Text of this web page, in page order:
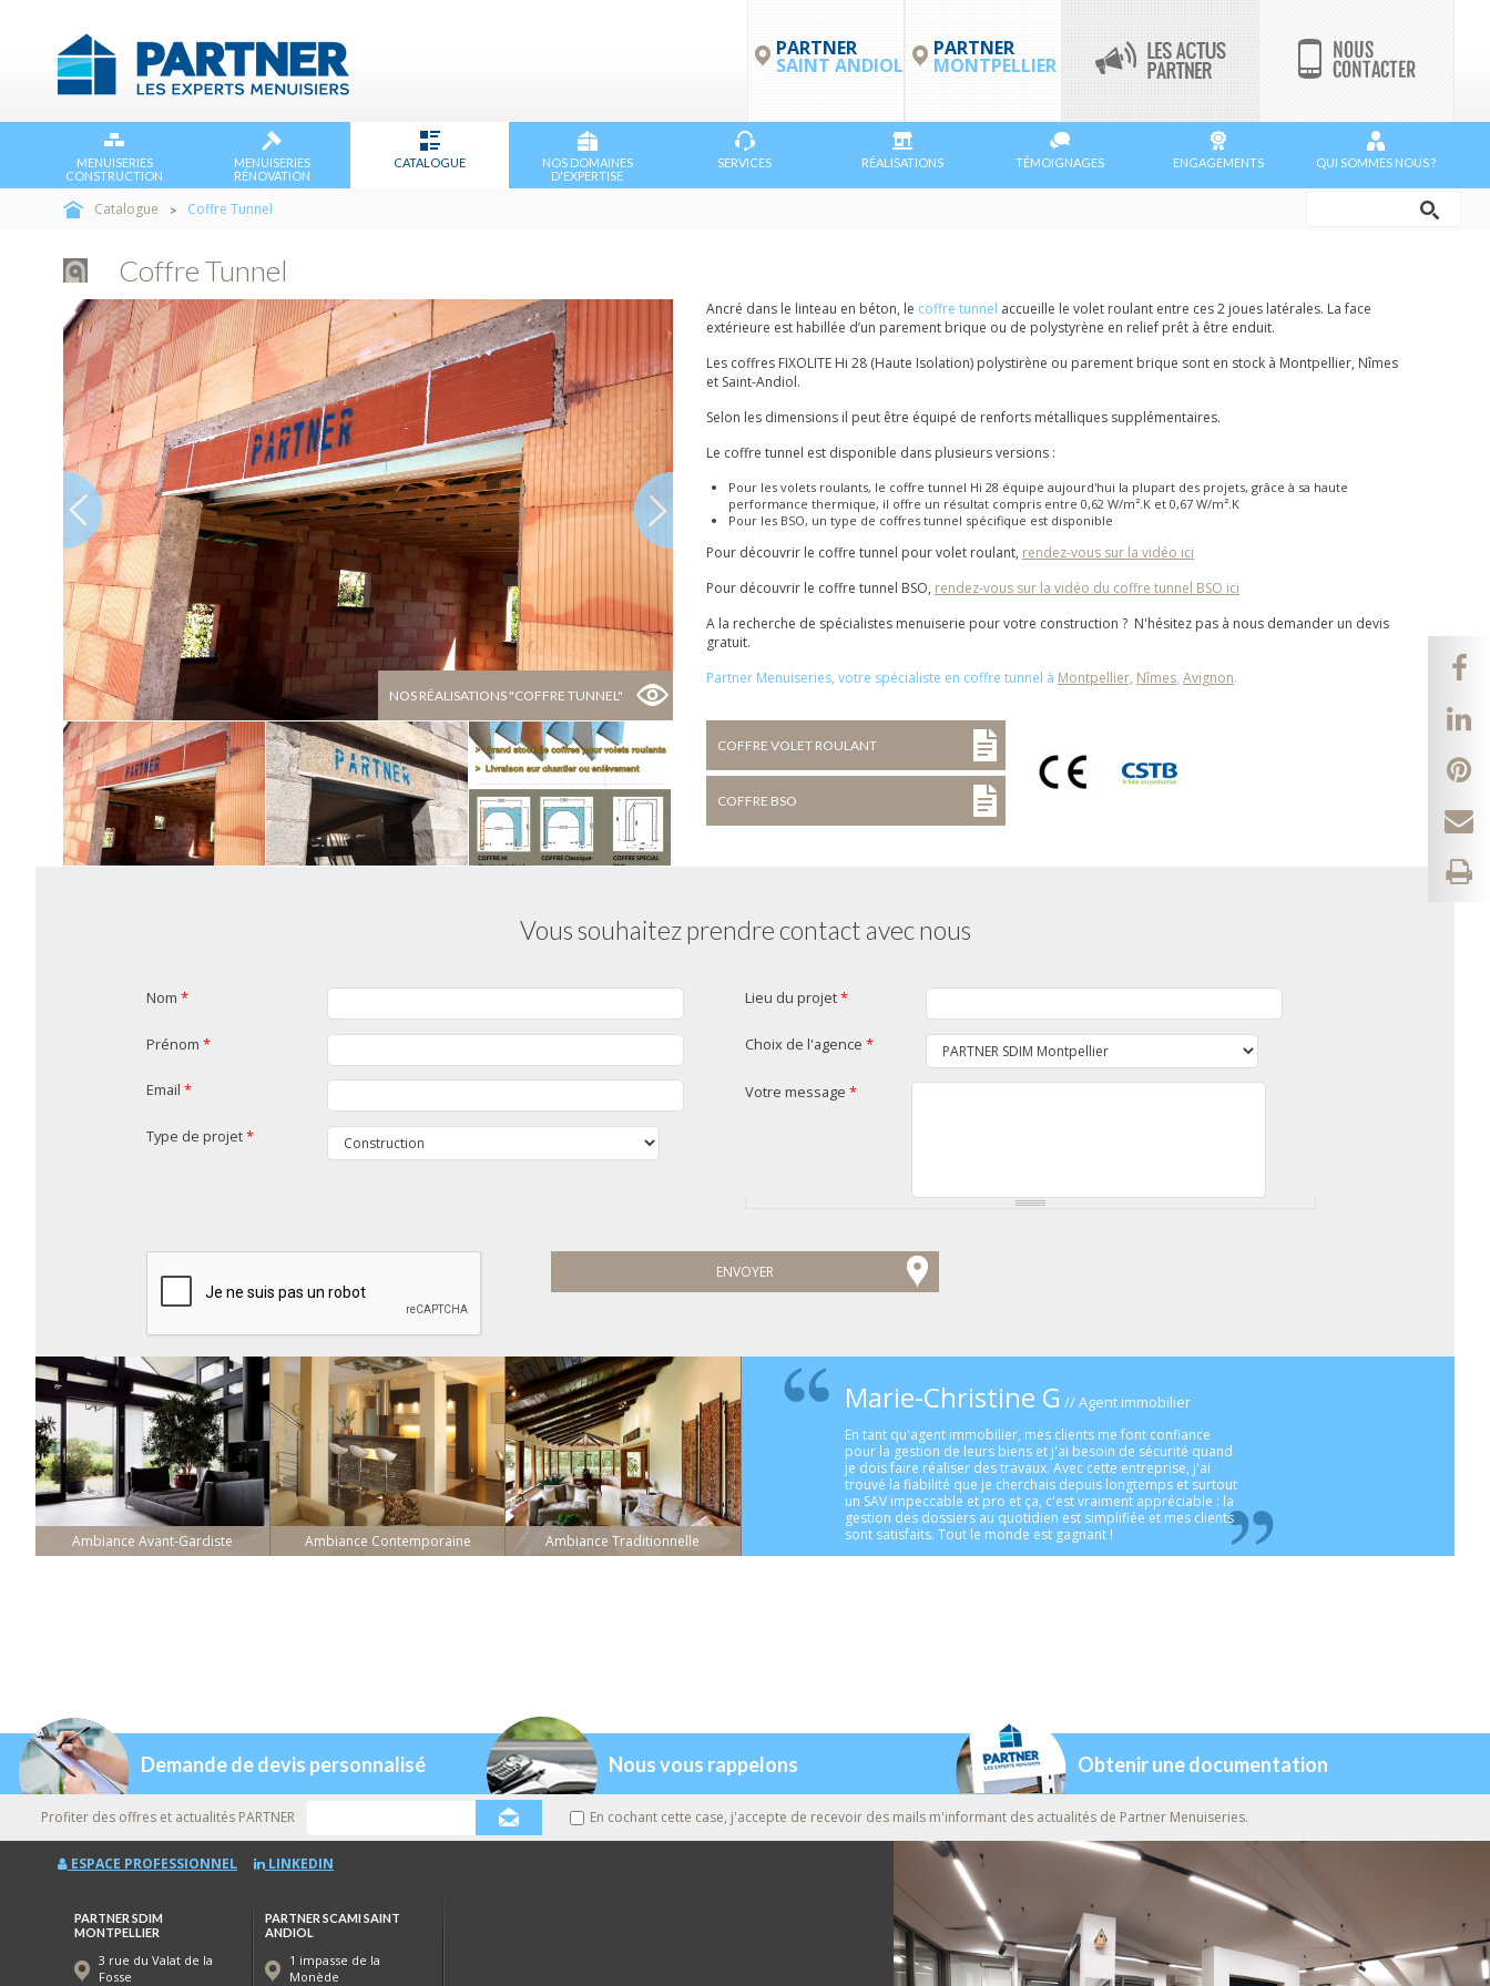
PARTNER
MONTPELLIER
PARTNER
SAINT ANDIOL
MENUISERIES
CONSTRUCTION
MENUISERIES
RÉNOVATION
CATALOGUE
NOS DOMAINES
D'EXPERTISE
SERVICES RÉALISATIONS TÉMOIGNAGES ENGAGEMENTS QUI SOMMES NOUS ?
Catalogue > Coffre Tunnel
recherche
Coffre Tunnel
NOS RÉALISATIONS "COFFRE TUNNEL"
Ancré dans le linteau en béton, le coffre tunnel accueille le volet roulant entre ces 2 joues latérales. La face
extérieure est habillée d’un parement brique ou de polystyrène en relief prêt à être enduit.
Les coffres FIXOLITE Hi 28 (Haute Isolation) polystirène ou parement brique sont en stock à Montpellier, Nîmes
et Saint-Andiol.
Selon les dimensions il peut être équipé de renforts métalliques supplémentaires.
Le coffre tunnel est disponible dans plusieurs versions :
Pour les volets roulants, le coffre tunnel Hi 28 équipe aujourd'hui la plupart des projets, grâce à sa haute
performance thermique, il offre un résultat compris entre 0,62 W/m².K et 0,67 W/m².K
Pour les BSO, un type de coffres tunnel spécifique est disponible
Pour découvrir le coffre tunnel pour volet roulant, rendez-vous sur la vidéo ici
Pour découvrir le coffre tunnel BSO, rendez-vous sur la vidéo du coffre tunnel BSO ici
A la recherche de spécialistes menuiserie pour votre construction ? N'hésitez pas à nous demander un devis
gratuit.
Partner Menuiseries, votre spécialiste en coffre tunnel à Montpellier, Nîmes, Avignon.
COFFRE VOLET ROULANT
COFFRE BSO
Vous souhaitez prendre contact avec nous
Nom *
Prénom *
Email *
Type de projet*
Lieu du projet*
Choix de l'agence *
Votre message *
Ambiance Avant-Gardiste Ambiance Contemporaine Ambiance Traditionnelle
Marie-Christine G // Agent immobilier
En tant qu'agent immobilier, mes clients me font confiance
pour la gestion de leurs biens et j'ai besoin de sécurité quand
je dois faire réaliser des travaux. Avec cette entreprise, j'ai
trouvé la fiabilité que je cherchais depuis longtemps et surtout
un SAV impeccable et pro et ça, c'est vraiment appréciable : la
gestion des dossiers au quotidien est simplifiée et mes clients
sont satisfaits. Tout le monde est gagnant !
Demande de devis personnalisé Nous vous rappelons Obtenir une documentation
Profiter des offres et actualités PARTNER En cochant cette case, j'accepte de recevoir des mails m'informant des actualités de Partner Menuiseries.
ESPACE PROFESSIONNEL LINKEDIN
PARTNER SDIM
MONTPELLIER
3 rue du Valat de la
Fosse
PARTNER SCAMI SAINT
ANDIOL
1 impasse de la
Monède